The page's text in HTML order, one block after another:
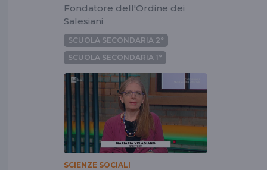
Fondatore dell'Ordine dei
Salesiani
SCUOLA SECONDARIA 2°
SCUOLA SECONDARIA 1°
SCIENZE SOCIALI